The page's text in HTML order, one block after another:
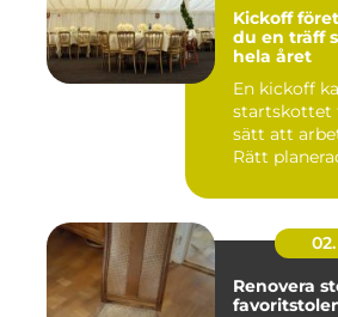
Kickoff företag så
du en träff
hela året
En kickoff
startskottet
sätt att
Rätt
Renovera stol så ger